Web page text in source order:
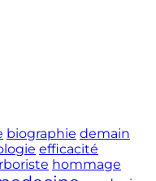
biographie demain
efficacité
hommage